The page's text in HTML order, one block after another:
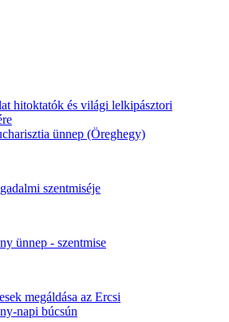
hitoktatók és világi lelkipásztori
ünnep (Öreghegy)
szentmiséje
ünnep - szentmise
megáldása az Ercsi
napi búcsún